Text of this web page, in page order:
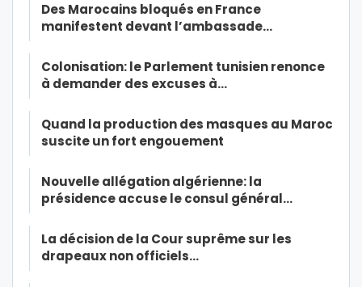
Des Marocains bloqués en France
manifestent devant l’ambassade…
Colonisation: le Parlement tunisien renonce
à demander des excuses à…
Quand la production des masques au Maroc
suscite un fort engouement
Nouvelle allégation algérienne: la
présidence accuse le consul général…
La décision de la Cour suprême sur les
drapeaux non officiels…